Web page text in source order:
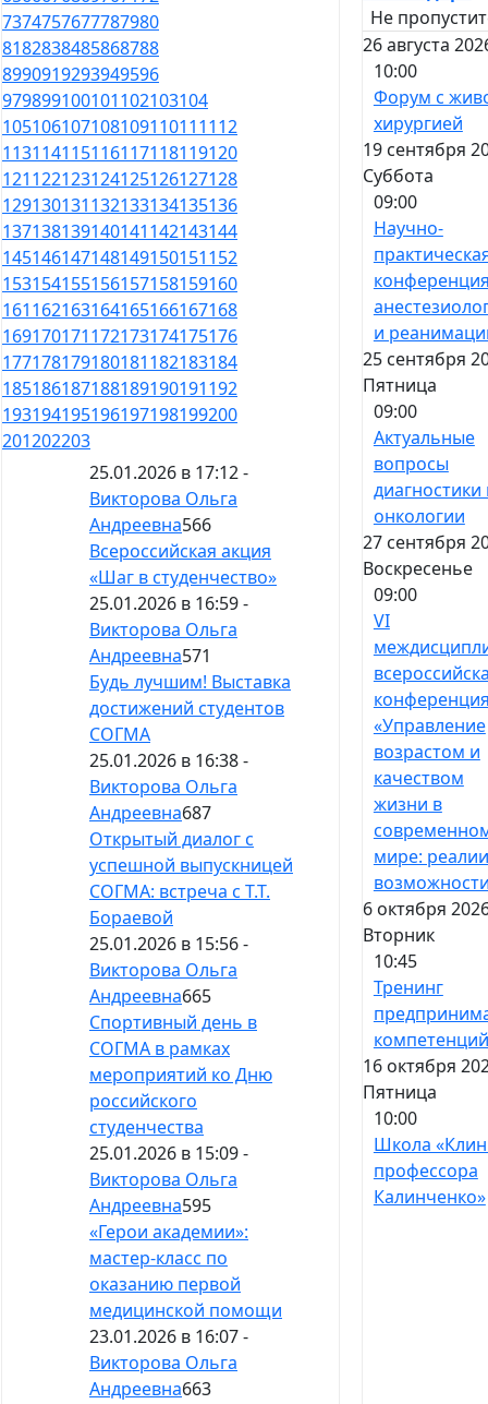
7374757677787980
8182838485868788
8990919293949596
979899100101102103104
105106107108109110111112
113114115116117118119120
121122123124125126127128
129130131132133134135136
137138139140141142143144
145146147148149150151152
153154155156157158159160
161162163164165166167168
169170171172173174175176
177178179180181182183184
185186187188189190191192
193194195196197198199200
201202203
25.01.2026 в 17:12 -
Викторова Ольга
Андреевна566
Всероссийская акция
«Шаг в студенчество»
25.01.2026 в 16:59 -
Викторова Ольга
Андреевна571
Будь лучшим! Выставка
достижений студентов
СОГМА
25.01.2026 в 16:38 -
Викторова Ольга
Андреевна687
Открытый диалог с
успешной выпускницей
СОГМА: встреча с Т.Т.
Бораевой
25.01.2026 в 15:56 -
Викторова Ольга
Андреевна665
Спортивный день в
СОГМА в рамках
мероприятий ко Дню
российского
студенчества
25.01.2026 в 15:09 -
Викторова Ольга
Андреевна595
«Герои академии»:
мастер-класс по
оказанию первой
медицинской помощи
23.01.2026 в 16:07 -
Викторова Ольга
Андреевна663
Не
26 августа
10:00
Форум с
хирургией
19 сентября
Суббота
09:00
Научно-
и
25 сентября
Пятница
09:00
Актуальные
вопросы
диагностики
онкологии
27 сентября
Воскресенье
09:00
VI
«Управление
возрастом и
качеством
жизни в
мире:
6 октября
Вторник
10:45
Тренинг
компетенций
16 октября
Пятница
10:00
Школа
профессора
Калинченко»